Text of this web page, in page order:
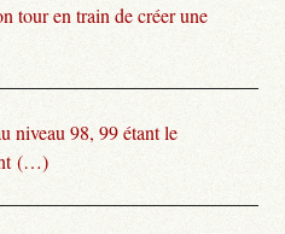
tour en train de créer une
niveau 98, 99 étant le
(…)